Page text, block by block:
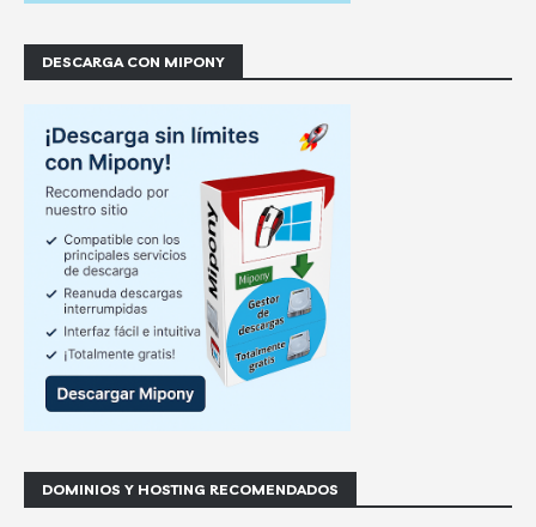
DESCARGA CON MIPONY
DOMINIOS Y HOSTING RECOMENDADOS